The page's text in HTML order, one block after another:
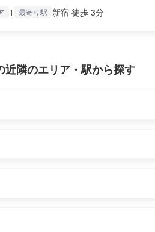
1 最寄り駅 新宿 徒歩 3分
近隣のエリア・駅から探す